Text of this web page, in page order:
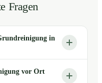
Fragen
in
vor Ort